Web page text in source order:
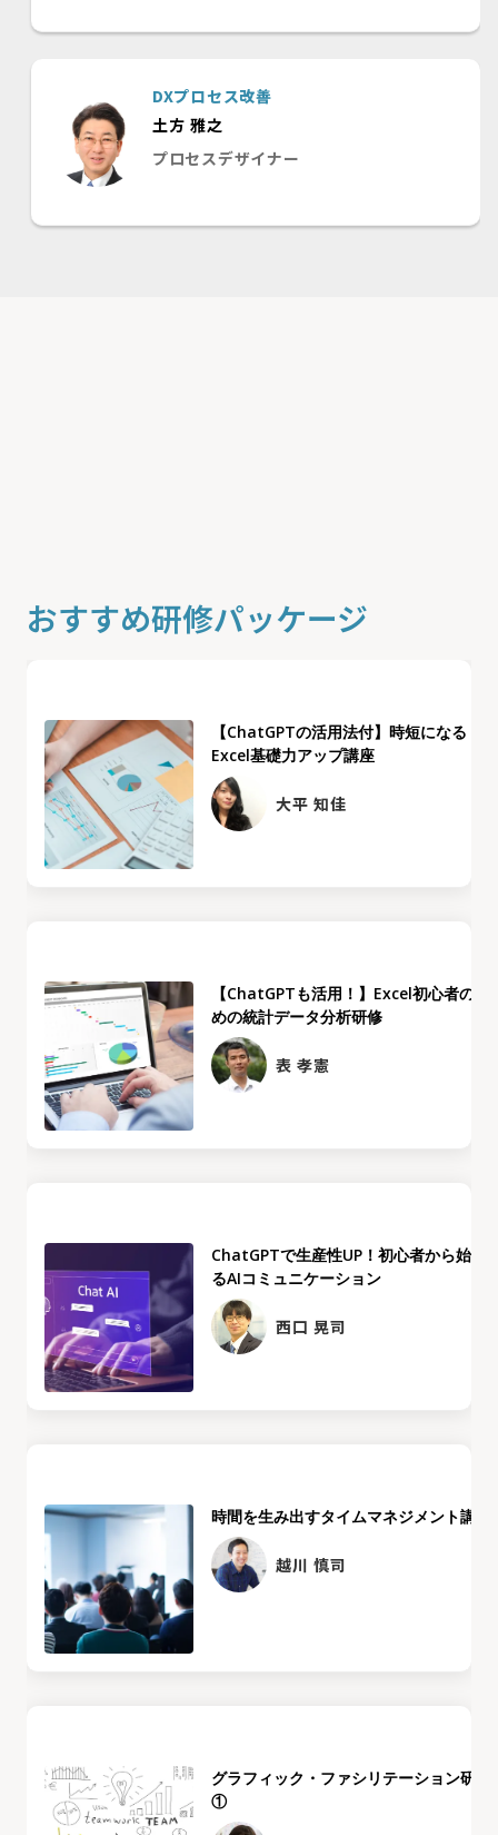
DXプロセス改善
土方 雅之
プロセスデザイナー
おすすめ研修パッケージ
【ChatGPTの活用法付】時短になる
Excel基礎力アップ講座
大平 知佳
【ChatGPTも活用！】Excel初心者のた
めの統計データ分析研修
表 孝憲
ChatGPTで生産性UP！初心者から始め
るAIコミュニケーション
西口 晃司
時間を生み出すタイムマネジメント講座
越川 慎司
グラフィック・ファシリテーション研修
①